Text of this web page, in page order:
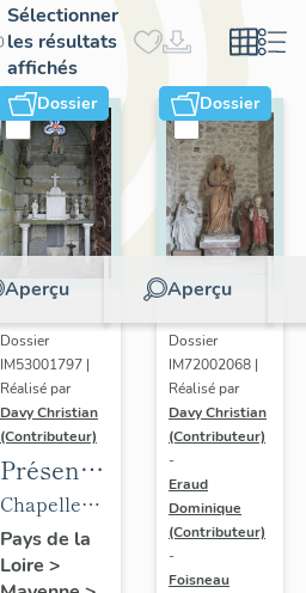
Sélectionner
les résultats
affichés
Dossier
Aperçu
Dossier
IM53001797 |
Réalisé par
Davy Christian
(Contributeur)
Présentation
du
mobilier
de la
Chapelle
funéraire
de la
Pays de la
Loire >
Dossier
Aperçu
Dossier
IM72002068 |
Réalisé par
Davy Christian
(Contributeur)
-
Eraud
Dominique
(Contributeur)
-
Foisneau